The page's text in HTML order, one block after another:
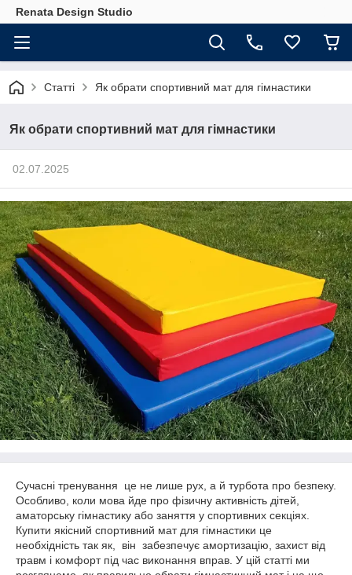
Renata Design Studio
Статті Як обрати спортивний мат для гімнастики
Як обрати спортивний мат для гімнастики
02.07.2025
Сучасні тренування це не лише рух, а й турбота про безпеку.
Особливо, коли мова йде про фізичну активність дітей,
аматорську гімнастику або заняття у спортивних секціях.
Купити якісний спортивний мат для гімнастики це
необхідність так як, він забезпечує амортизацію, захист від
травм і комфорт під час виконання вправ. У цій статті ми